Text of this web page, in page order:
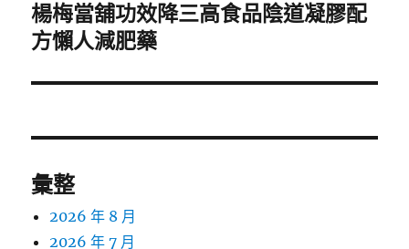
下
一
文
楊梅當舖功效降三高食品陰道凝膠配
方懶人減肥藥
彙整
2026 年 8 月
2026 年 7 月